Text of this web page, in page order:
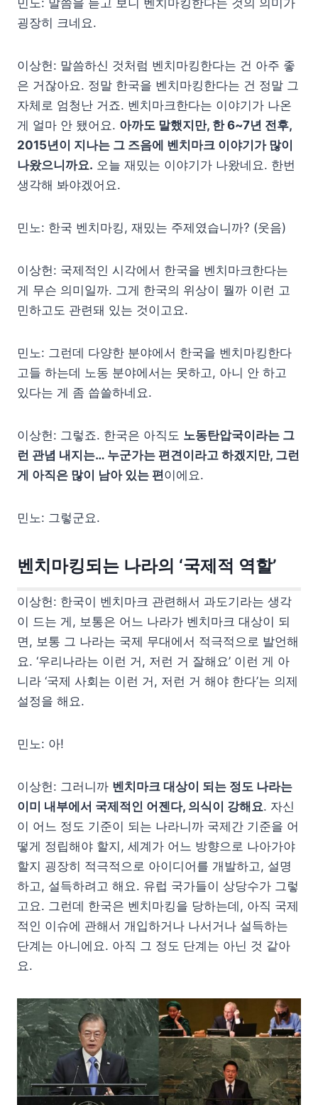
굉장히 크네요.
이상헌: 말씀하신 것처럼 벤치마킹한다는 건 아주 좋
은 거잖아요. 정말 한국을 벤치마킹한다는 건 정말 그
자체로 엄청난 거죠. 벤치마크한다는 이야기가 나온
게 얼마 안 됐어요. 아까도 말했지만, 한 6~7년 전후,
2015년이 지나는 그 즈음에 벤치마크 이야기가 많이
나왔으니까요. 오늘 재밌는 이야기가 나왔네요. 한번
생각해 봐야겠어요.
민노: 한국 벤치마킹, 재밌는 주제였습니까? (웃음)
이상헌: 국제적인 시각에서 한국을 벤치마크한다는
게 무슨 의미일까. 그게 한국의 위상이 뭘까 이런 고
민하고도 관련돼 있는 것이고요.
민노: 그런데 다양한 분야에서 한국을 벤치마킹한다
고들 하는데 노동 분야에서는 못하고, 아니 안 하고
있다는 게 좀 씁쓸하네요.
이상헌: 그렇죠. 한국은 아직도 노동탄압국이라는 그
런 관념 내지는… 누군가는 편견이라고 하겠지만, 그런
게 아직은 많이 남아 있는 편이에요.
민노: 그렇군요.
벤치마킹되는 나라의 ‘국제적 역할’
이상헌: 한국이 벤치마크 관련해서 과도기라는 생각
이 드는 게, 보통은 어느 나라가 벤치마크 대상이 되
면, 보통 그 나라는 국제 무대에서 적극적으로 발언해
요. ‘우리나라는 이런 거, 저런 거 잘해요’ 이런 게 아
니라 ‘국제 사회는 이런 거, 저런 거 해야 한다’는 의제
설정을 해요.
민노: 아!
이상헌: 그러니까 벤치마크 대상이 되는 정도 나라는
이미 내부에서 국제적인 어젠다, 의식이 강해요. 자신
이 어느 정도 기준이 되는 나라니까 국제간 기준을 어
떻게 정립해야 할지, 세계가 어느 방향으로 나아가야
할지 굉장히 적극적으로 아이디어를 개발하고, 설명
하고, 설득하려고 해요. 유럽 국가들이 상당수가 그렇
고요. 그런데 한국은 벤치마킹을 당하는데, 아직 국제
적인 이슈에 관해서 개입하거나 나서거나 설득하는
단계는 아니에요. 아직 그 정도 단계는 아닌 것 같아
요.